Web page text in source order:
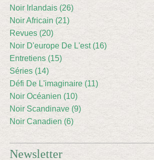
Noir Irlandais (26)
Noir Africain (21)
Revues (20)
Noir D'europe De L'est (16)
Entretiens (15)
Séries (14)
Défi De L'imaginaire (11)
Noir Océanien (10)
Noir Scandinave (9)
Noir Canadien (6)
Newsletter